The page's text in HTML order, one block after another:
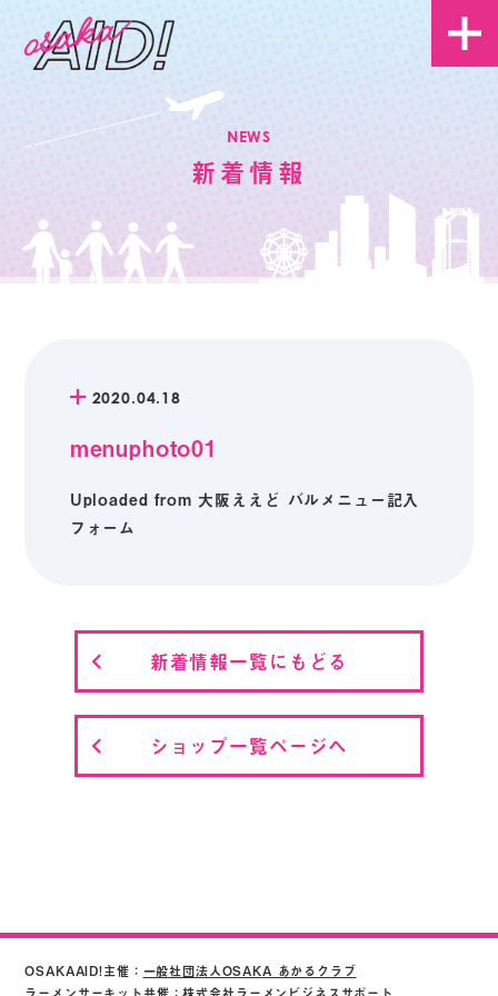
NEWS
新着情報
2020.04.18
menuphoto01
Uploaded from 大阪ええど バルメニュー記入
フォーム
新着情報一覧にもどる
ショップ一覧ページへ
OSAKAAID!主催： 一般社団法人OSAKA あかるクラブ